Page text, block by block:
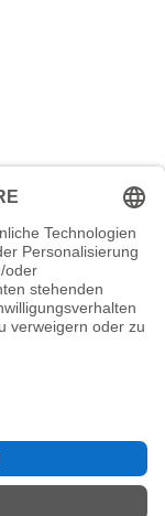
Abonnieren
by Lightspeed
DE